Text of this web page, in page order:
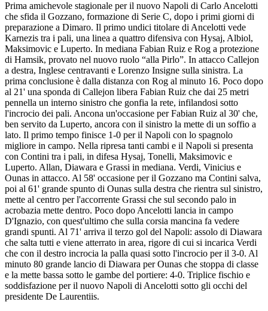
Prima amichevole stagionale per il nuovo Napoli di Carlo Ancelotti
che sfida il Gozzano, formazione di Serie C, dopo i primi giorni di
preparazione a Dimaro. Il primo undici titolare di Ancelotti vede
Karnezis tra i pali, una linea a quattro difensiva con Hysaj, Albiol,
Maksimovic e Luperto. In mediana Fabian Ruiz e Rog a protezione
di Hamsik, provato nel nuovo ruolo “alla Pirlo”. In attacco Callejon
a destra, Inglese centravanti e Lorenzo Insigne sulla sinistra. La
prima conclusione è dalla distanza con Rog al minuto 16. Poco dopo
al 21' una sponda di Callejon libera Fabian Ruiz che dai 25 metri
pennella un interno sinistro che gonfia la rete, infilandosi sotto
l'incrocio dei pali. Ancona un'occasione per Fabian Ruiz al 30' che,
ben servito da Luperto, ancora con il sinistro la mette di un soffio a
lato. Il primo tempo finisce 1-0 per il Napoli con lo spagnolo
migliore in campo. Nella ripresa tanti cambi e il Napoli si presenta
con Contini tra i pali, in difesa Hysaj, Tonelli, Maksimovic e
Luperto. Allan, Diawara e Grassi in mediana. Verdi, Vinicius e
Ounas in attacco. Al 58' occasione per il Gozzano ma Contini salva,
poi al 61' grande spunto di Ounas sulla destra che rientra sul sinistro,
mette al centro per l'accorrente Grassi che sul secondo palo in
acrobazia mette dentro. Poco dopo Ancelotti lancia in campo
D'Ignazio, con quest'ultimo che sulla corsia mancina fa vedere
grandi spunti. Al 71' arriva il terzo gol del Napoli: assolo di Diawara
che salta tutti e viene atterrato in area, rigore di cui si incarica Verdi
che con il destro incrocia la palla quasi sotto l'incrocio per il 3-0. Al
minuto 80 grande lancio di Diawara per Ounas che stoppa di classe
e la mette bassa sotto le gambe del portiere: 4-0. Triplice fischio e
soddisfazione per il nuovo Napoli di Ancelotti sotto gli occhi del
presidente De Laurentiis.